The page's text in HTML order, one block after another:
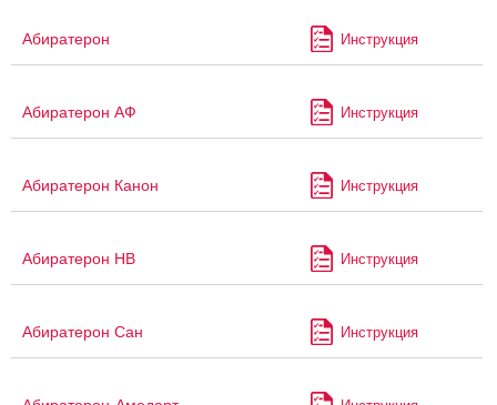
Абиратерон Инструкция
Абиратерон АФ Инструкция
Абиратерон Канон Инструкция
Абиратерон НВ Инструкция
Абиратерон Сан Инструкция